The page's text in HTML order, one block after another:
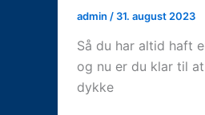
admin / 31. august 2023
Så du har altid haft
og nu er du klar til
dykke